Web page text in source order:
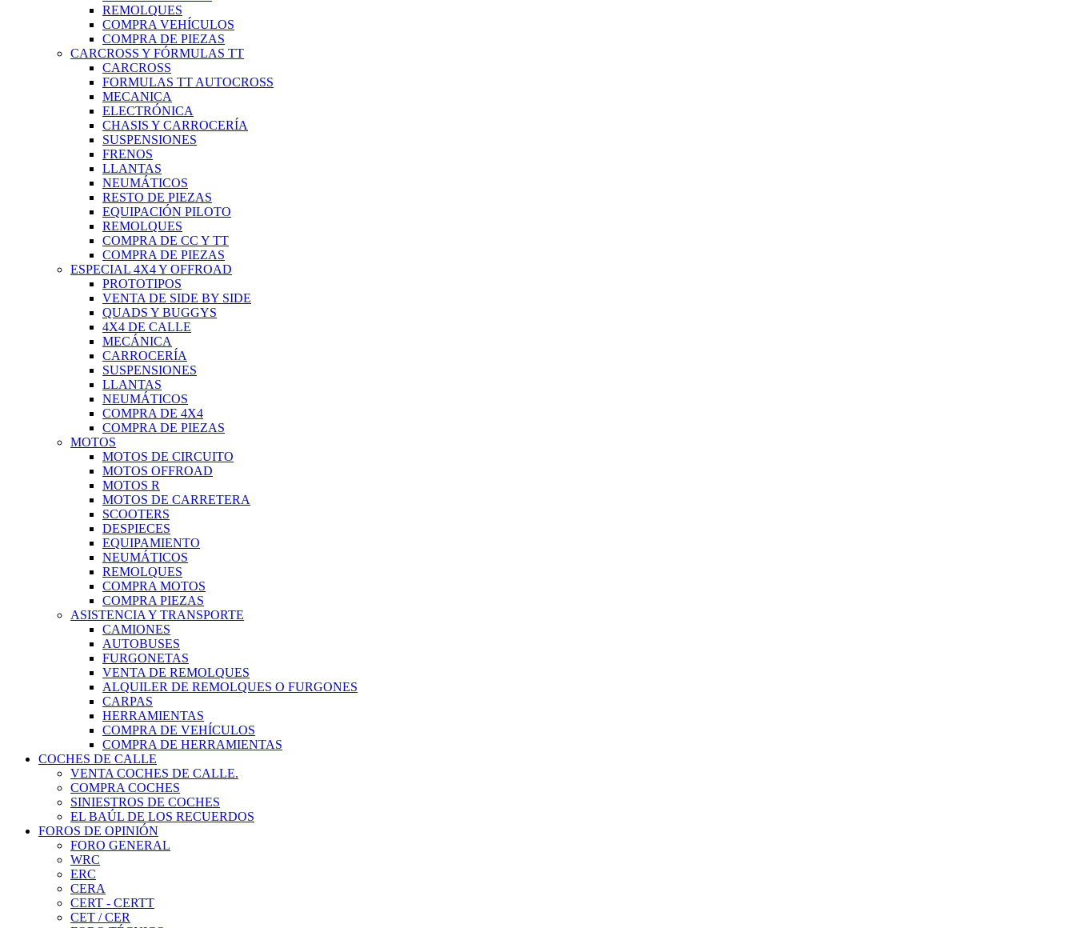
REMOLQUES
COMPRA VEHÍCULOS
COMPRA DE PIEZAS
CARCROSS Y FÓRMULAS TT
CARCROSS
FORMULAS TT AUTOCROSS
MECANICA
ELECTRÓNICA
CHASIS Y CARROCERÍA
SUSPENSIONES
FRENOS
LLANTAS
NEUMÁTICOS
RESTO DE PIEZAS
EQUIPACIÓN PILOTO
REMOLQUES
COMPRA DE CC Y TT
COMPRA DE PIEZAS
ESPECIAL 4X4 Y OFFROAD
PROTOTIPOS
VENTA DE SIDE BY SIDE
QUADS Y BUGGYS
4X4 DE CALLE
MECÁNICA
CARROCERÍA
SUSPENSIONES
LLANTAS
NEUMÁTICOS
COMPRA DE 4X4
COMPRA DE PIEZAS
MOTOS
MOTOS DE CIRCUITO
MOTOS OFFROAD
MOTOS R
MOTOS DE CARRETERA
SCOOTERS
DESPIECES
EQUIPAMIENTO
NEUMÁTICOS
REMOLQUES
COMPRA MOTOS
COMPRA PIEZAS
ASISTENCIA Y TRANSPORTE
CAMIONES
AUTOBUSES
FURGONETAS
VENTA DE REMOLQUES
ALQUILER DE REMOLQUES O FURGONES
CARPAS
HERRAMIENTAS
COMPRA DE VEHÍCULOS
COMPRA DE HERRAMIENTAS
COCHES DE CALLE
VENTA COCHES DE CALLE.
COMPRA COCHES
SINIESTROS DE COCHES
EL BAÚL DE LOS RECUERDOS
FOROS DE OPINIÓN
FORO GENERAL
WRC
ERC
CERA
CERT - CERTT
CET / CER